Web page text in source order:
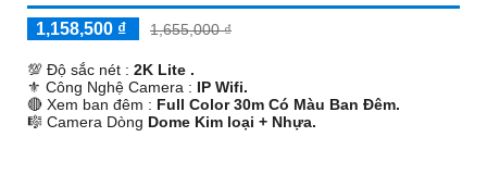
1,158,500 ₫ 1,655,000 ₫
💯 Độ sắc nét : 2K Lite .
⚜️ Công Nghệ Camera : IP Wifi.
🔴 Xem ban đêm : Full Color 30m Có Màu Ban Ðêm.
🎼️ Camera Dòng Dome Kim loại + Nhựa.